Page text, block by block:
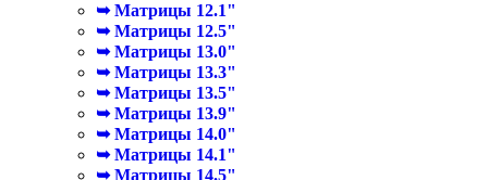
➥ Матрицы 12.1"
➥ Матрицы 12.5"
➥ Матрицы 13.0"
➥ Матрицы 13.3"
➥ Матрицы 13.5"
➥ Матрицы 13.9"
➥ Матрицы 14.0"
➥ Матрицы 14.1"
➥ Матрицы 14.5"